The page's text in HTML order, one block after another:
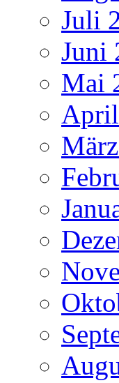
Juli
Juni
Mai